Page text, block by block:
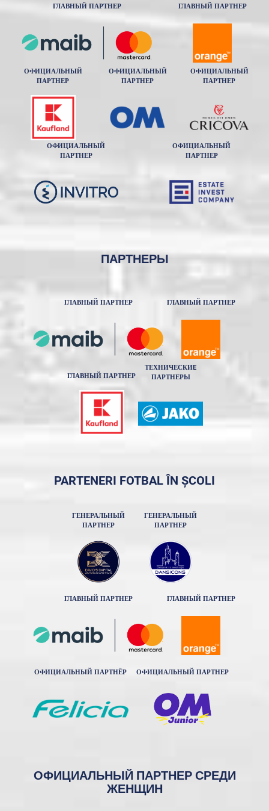
ГЛАВНЫЙ ПАРТНЕР ГЛАВНЫЙ ПАРТНЕР
ОФИЦИАЛЬНЫЙ
ПАРТНЕР
ОФИЦИАЛЬНЫЙ
ПАРТНЕР
ОФИЦИАЛЬНЫЙ
ПАРТНЕР
ОФИЦИАЛЬНЫЙ
ПАРТНЕР
ОФИЦИАЛЬНЫЙ
ПАРТНЕР
ПАРТНЕРЫ
ГЛАВНЫЙ ПАРТНЕР ГЛАВНЫЙ ПАРТНЕР
ГЛАВНЫЙ ПАРТНЕР
ТЕХНИЧЕСКИE
ПАРТНЕРЫ
PARTENERI FOTBAL ÎN ȘCOLI
ГЕНЕРАЛЬНЫЙ
ПАРТНЕР
ГЕНЕРАЛЬНЫЙ
ПАРТНЕР
ГЛАВНЫЙ ПАРТНЕР ГЛАВНЫЙ ПАРТНЕР
ОФИЦИАЛЬНЫЙ ПАРТНЁР ОФИЦИАЛЬНЫЙ ПАРТНЕР
ОФИЦИАЛЬНЫЙ ПАРТНЕР СРЕДИ
ЖЕНЩИН